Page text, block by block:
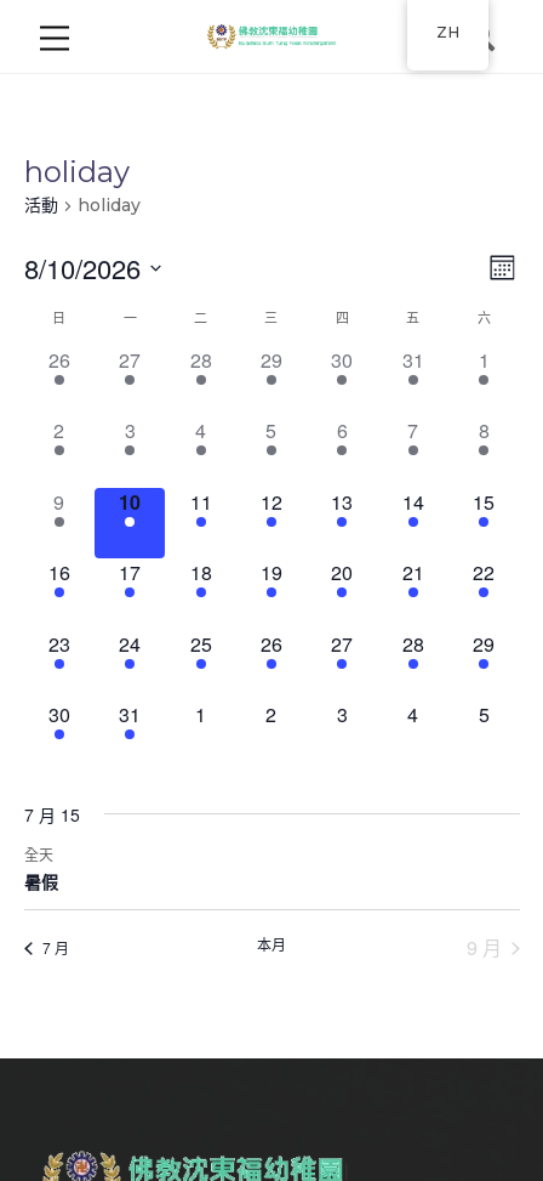
holiday
活動 holiday
视
图
导
航
月
8/10/2026
活
動
的
日
日 一 二 三 四 五 六
1
event,
26
1
event,
27
1
event,
28
1
event,
29
1
event,
30
1
event,
31
1
event,
1
1
event,
2
1
event,
3
1
event,
4
1
event,
5
1
event,
6
1
event,
7
1
event,
8
1
event,
9
1
event,
10
1
event,
11
1
event,
12
1
event,
13
1
event,
14
1
event,
15
1
event,
16
1
event,
17
1
event,
18
1
event,
19
1
event,
20
1
event,
21
1
event,
22
1
event,
23
1
event,
24
1
event,
25
1
event,
26
1
event,
27
1
event,
28
1
event,
29
1
event,
30
1
event,
31
0
1
0
2
0
3
0
4
0
5
7 月 15
全天
暑假
7 月 本月 9 月
ZH